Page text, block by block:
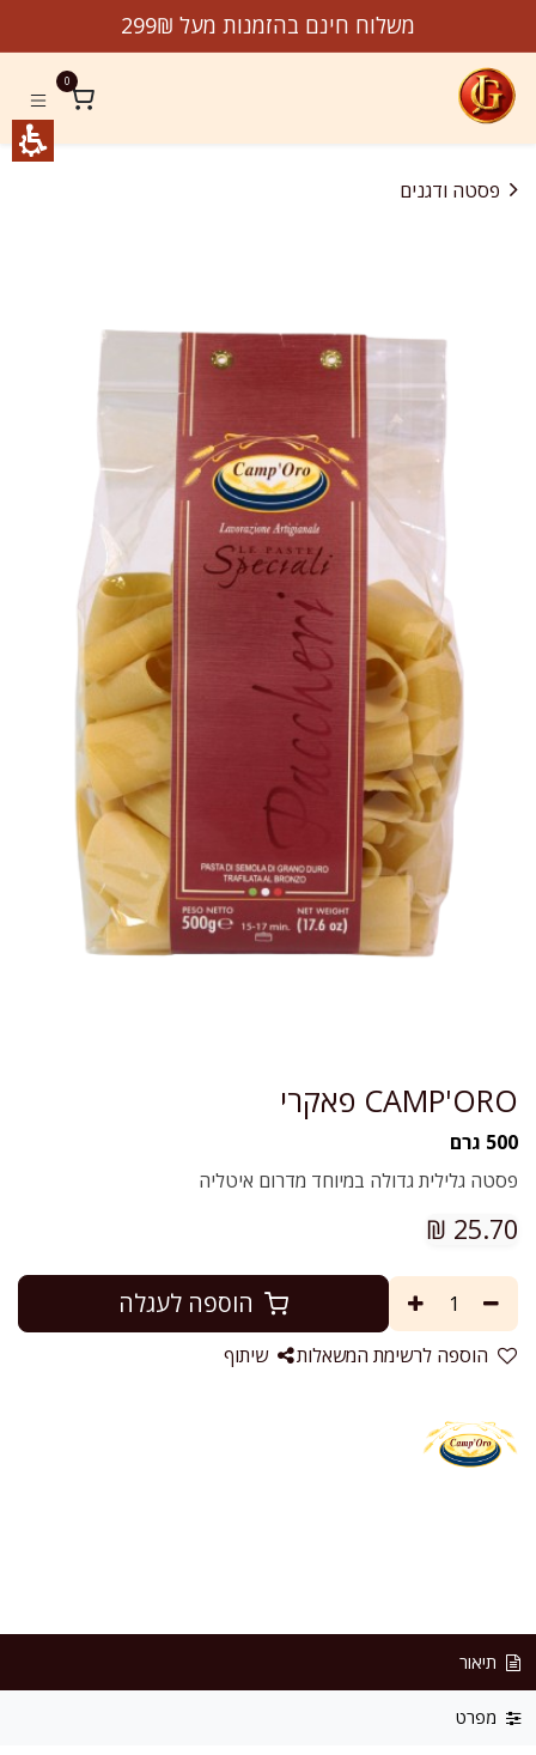
משלוח חינם בהזמנות מעל 299₪
0
פסטה ודגנים
CAMP'ORO פאקרי
500 גרם
פסטה גלילית גדולה במיוחד מדרום איטליה
25.70
₪
הוספה לעגלה
הוספה לרשימת המשאלות שיתוף
תיאור
מפרט